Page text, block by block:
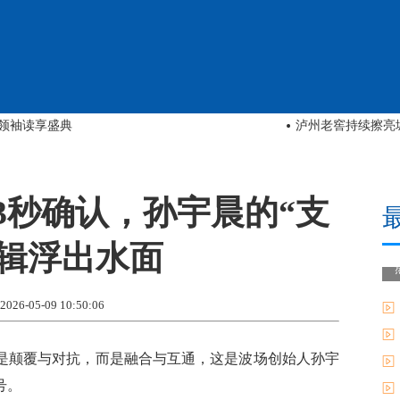
核验报告（含全国网点） 2026年4月梅花手
确认，孙宇晨的“支
浮出水面
05-09 10:50:06
覆与对抗，而是融合与互通，这是波场创始人孙宇